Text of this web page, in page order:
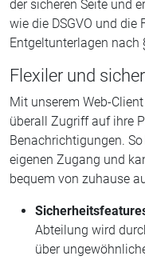
der sicheren Seite und
wie die DSGVO und die
Entgeltunterlagen nach
Flexiler und
Mit unserem Web-
überall Zugriff auf ihre
Benachrichtigungen.
eigenen Zugang und
bequem von zuhause
Abteilung wird
über